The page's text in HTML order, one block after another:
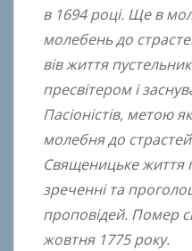
в 1694 році. Ще в
молебень до
вів життя
пресвітером і
Пасіоністів, метою
молебня до
Священицьке життя
зреченні та
проповідей. Помер
жовтня 1775 року.